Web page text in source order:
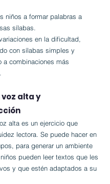
niños a formar palabras a
sílabas.
en la dificultad,
con sílabas simples y
a combinaciones más
alta y
alta es un ejercicio que
lectora. Se puede hacer en
para generar un ambiente
pueden leer textos que les
y que estén adaptados a su